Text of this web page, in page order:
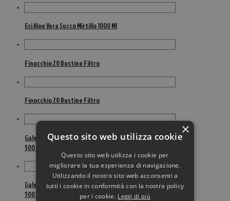
Esi Aloe Vera Succo Mirtillo 1000 Ml
Finocchio 20 Bustine Filtro
Finocchio 20 Bustine Filtro
Galenia Aloe Arborescens Frei Romano Zago Bottiglia
500 Ml
Galenia Aloe Arborescens Frei Romano Zago Bottiglia
500 Ml
×
Questo sito web utilizza cookie
Questo sito web utilizza i cookie per
migliorare la tua esperienza di navigazione.
Utilizzando il nostro sito web acconsenti a
tutti i cookie in conformità con la nostra policy
per i cookie. Leggi di più